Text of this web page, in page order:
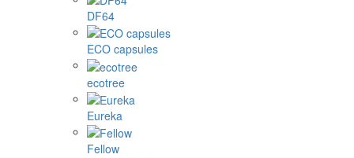
DF64
ECO capsules
ecotree
Eureka
Fellow